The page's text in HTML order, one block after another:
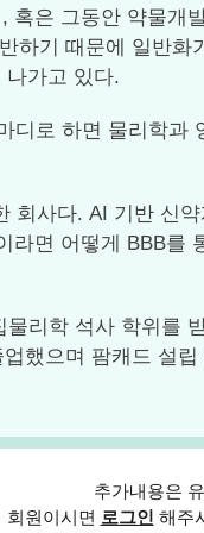
은 그동안 약물
하기 때문에 일반
나가고 있다.
디로 하면 물리학
회사다. AI 기반 신
면 어떻게 BBB
리학 석사 학위를
했으며 팜캐드 설
추가내용은
회원이시면 로그인 해주